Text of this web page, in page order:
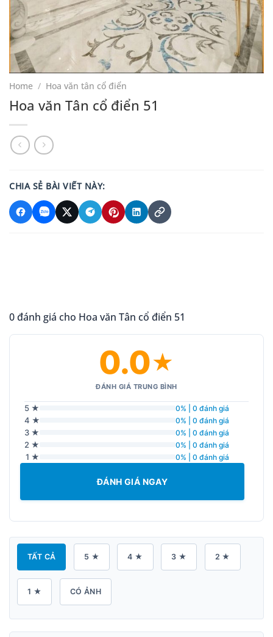
Home / Hoa văn tân cổ điển
Hoa văn Tân cổ điển 51
CHIA SẺ BÀI VIẾT NÀY:
0 đánh giá cho Hoa văn Tân cổ điển 51
0.0★
ĐÁNH GIÁ TRUNG BÌNH
5 ★ 0% | 0 đánh giá
4 ★ 0% | 0 đánh giá
3 ★ 0% | 0 đánh giá
2 ★ 0% | 0 đánh giá
1 ★ 0% | 0 đánh giá
ĐÁNH GIÁ NGAY
TẤT CẢ 5 ★ 4 ★ 3 ★ 2 ★
1 ★ CÓ ẢNH